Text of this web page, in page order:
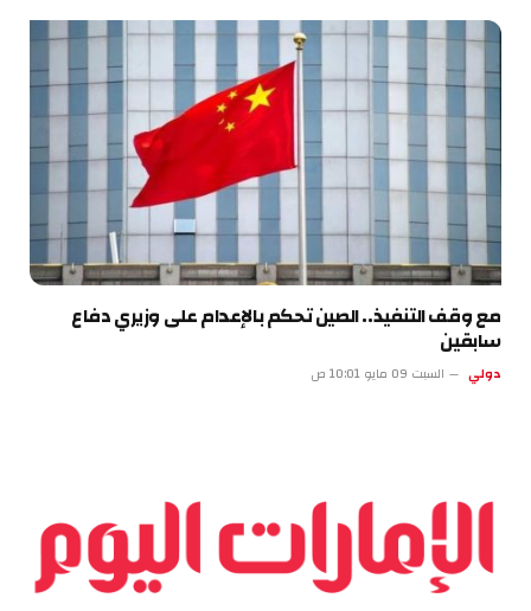
مع وقف التنفيذ.. الصين تحكم بالإعدام على وزيري دفاع
سابقين
دولي السبت 09 مايو 10:01 ص